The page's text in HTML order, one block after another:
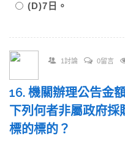
(D)7日。
1討論 0留言
16. 機關辦理公告金
下列何者非屬政府採
標的標的？